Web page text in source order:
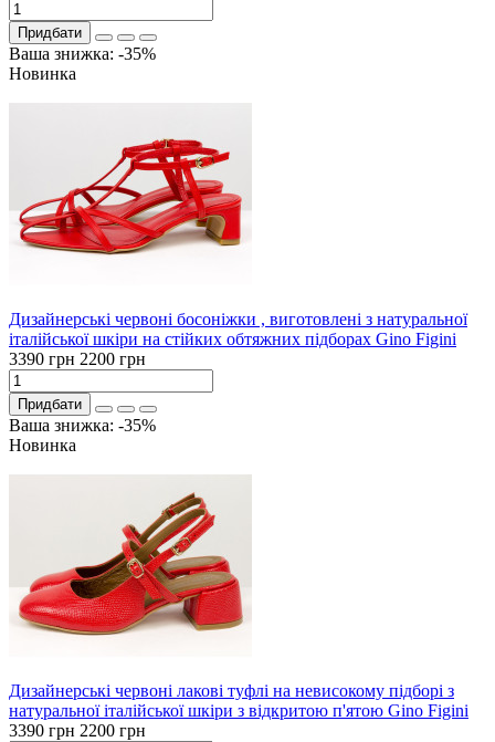
Придбати
Ваша знижка: -35%
Новинка
Дизайнерські червоні босоніжки , виготовлені з натуральної
італійської шкіри на стійких обтяжних підборах Gino Figini
3390 грн 2200 грн
Придбати
Ваша знижка: -35%
Новинка
Дизайнерські червоні лакові туфлі на невисокому підборі з
натуральної італійської шкіри з відкритою п'ятою Gino Figini
3390 грн 2200 грн